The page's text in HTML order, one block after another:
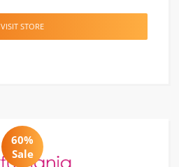
VISIT STORE
60%
Sale